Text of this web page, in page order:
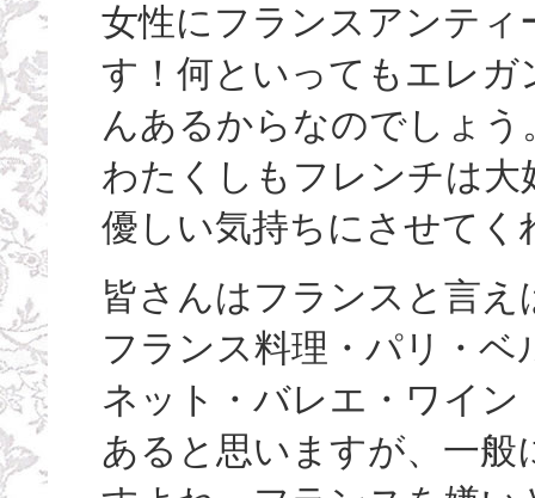
女性にフランスアンテ
す！何といってもエレ
んあるからなのでしょう
わたくしもフレンチは
優しい気持ちにさせて
皆さんはフランスと言
フランス料理・パリ・
ネット・バレエ・ワイ
あると思いますが、一